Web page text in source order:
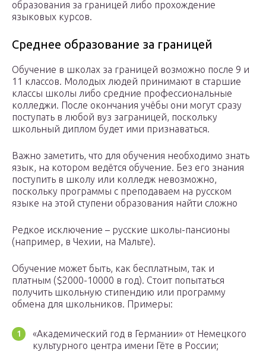
образования за границей либо прохождение
языковых курсов.
Среднее образование за границей
Обучение в школах за границей возможно после 9 и
11 классов. Молодых людей принимают в старшие
классы школы либо средние профессиональные
колледжи. После окончания учёбы они могут сразу
поступать в любой вуз заграницей, поскольку
школьный диплом будет ими признаваться.
Важно заметить, что для обучения необходимо знать
язык, на котором ведётся обучение. Без его знания
поступить в школу или колледж невозможно,
поскольку программы с преподаваем на русском
языке на этой ступени образования найти сложно
Редкое исключение – русские школы-пансионы
(например, в Чехии, на Мальте).
Обучение может быть, как бесплатным, так и
платным ($2000-10000 в год). Стоит попытаться
получить школьную стипендию или программу
обмена для школьников. Примеры:
«Академический год в Германии» от Немецкого
культурного центра имени Гёте в России;